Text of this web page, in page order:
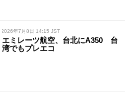
/ 2026年7月8日 14:15 JST
エミレーツ航空、台北にA350 台
湾でもプレエコ